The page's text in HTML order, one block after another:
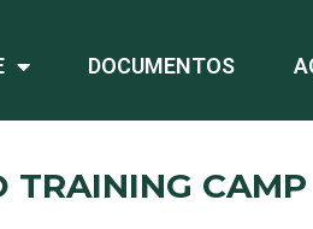
DOCUMENTOS
TRAINING CAMP